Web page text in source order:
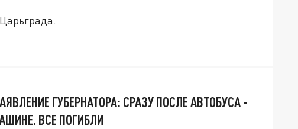
ГУБЕРНАТОРА: СРАЗУ ПОСЛЕ АВТОБУСА -
ВСЕ ПОГИБЛИ